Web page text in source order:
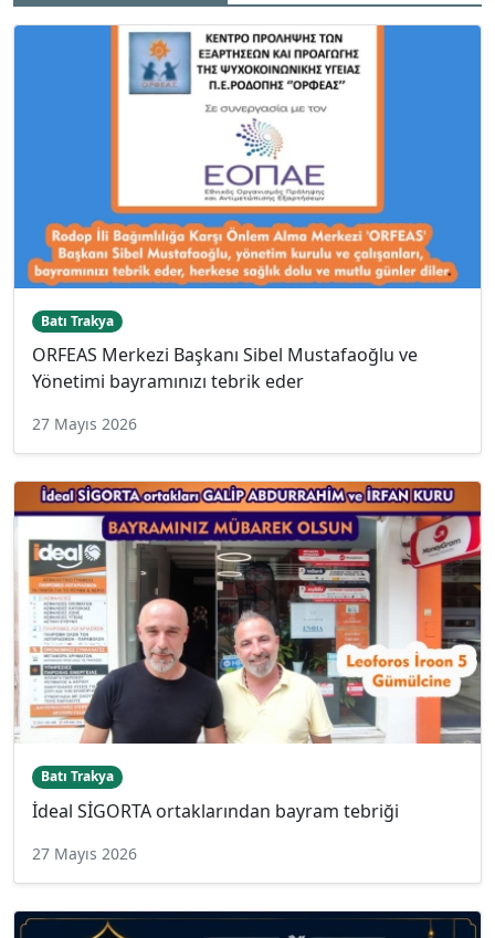
Batı Trakya
ORFEAS Merkezi Başkanı Sibel Mustafaoğlu ve
Yönetimi bayramınızı tebrik eder
27 Mayıs 2026
Batı Trakya
İdeal SİGORTA ortaklarından bayram tebriği
27 Mayıs 2026